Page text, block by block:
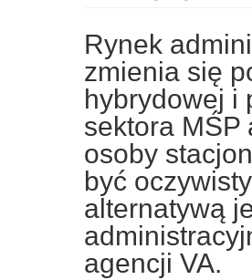
Rynek
zmienia się
hybrydowej i
sektora MŚP
osoby
być
alternatywą
agencji VA.